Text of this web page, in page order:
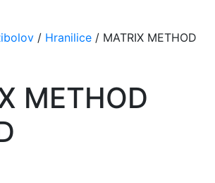
/ Hranilice / MATRIX METHOD
METHOD